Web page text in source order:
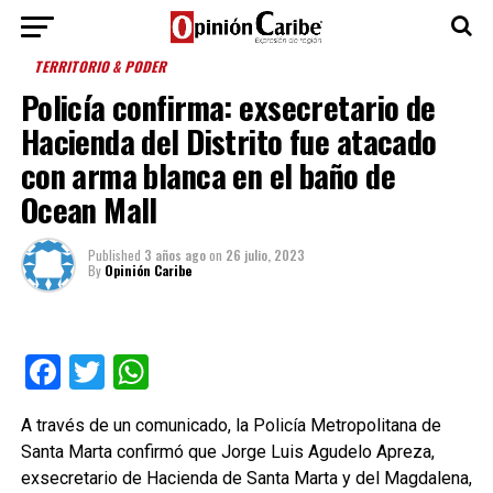
TERRITORIO & PODER
Policía confirma: exsecretario de
Hacienda del Distrito fue atacado
con arma blanca en el baño de
Ocean Mall
Published 3 años agoon 26 julio, 2023
By Opinión Caribe
Facebook
TwitterWhatsApp
A través de un comunicado, la Policía Metropolitana de
Santa Marta confirmó que Jorge Luis Agudelo Apreza,
exsecretario de Hacienda de Santa Marta y del Magdalena,